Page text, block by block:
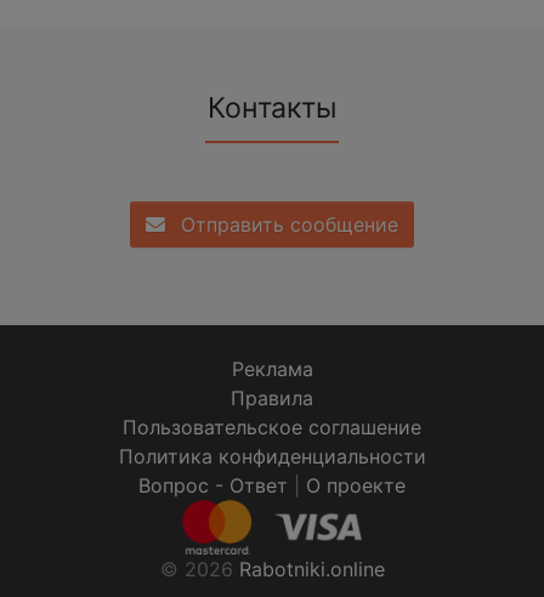
Контакты
Отправить сообщение
Реклама
Правила
Пользовательское соглашение
Политика конфиденциальности
Вопрос - Ответ
О проекте
© 2026 Rabotniki.online